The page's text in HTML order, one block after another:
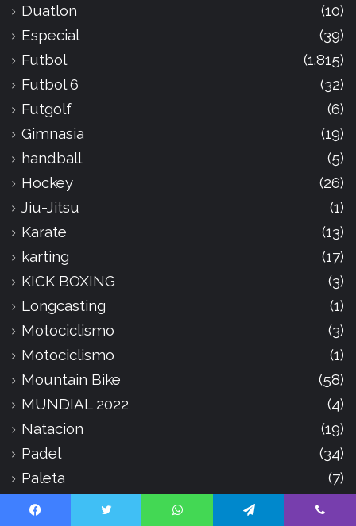
Duatlon
(10)
Especial
(39)
Futbol
(1.815)
Futbol 6
(32)
Futgolf
(6)
Gimnasia
(19)
handball
(5)
Hockey
(26)
Jiu-Jitsu
(1)
Karate
(13)
karting
(17)
KICK BOXING
(3)
Longcasting
(1)
Motociclismo
(3)
Motociclismo
(1)
Mountain Bike
(58)
MUNDIAL 2022
(4)
Natacion
(19)
Padel
(34)
Paleta
(7)
Patín